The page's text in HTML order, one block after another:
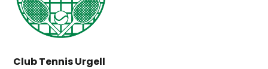
Club Tennis Urgell